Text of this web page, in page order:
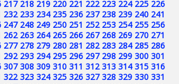
217 218 219 220 221 222 223 224 225 226
232 233 234 235 236 237 238 239 240 241
247 248 249 250 251 252 253 254 255 256
262 263 264 265 266 267 268 269 270 271
277 278 279 280 281 282 283 284 285 286
292 293 294 295 296 297 298 299 300 301
307 308 309 310 311 312 313 314 315 316
322 323 324 325 326 327 328 329 330 331